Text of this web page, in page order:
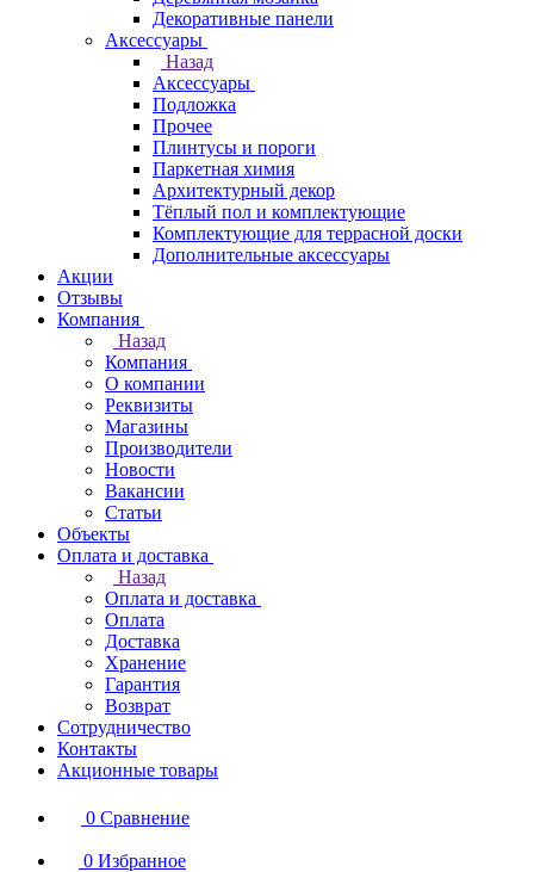
Декоративные панели
Аксессуары
Назад
Аксессуары
Подложка
Прочее
Плинтусы и пороги
Паркетная химия
Архитектурный декор
Тёплый пол и комплектующие
Комплектующие для террасной доски
Дополнительные аксессуары
Акции
Отзывы
Компания
Назад
Компания
О компании
Реквизиты
Магазины
Производители
Новости
Вакансии
Статьи
Объекты
Оплата и доставка
Назад
Оплата и доставка
Оплата
Доставка
Хранение
Гарантия
Возврат
Сотрудничество
Контакты
Акционные товары
0 Сравнение
0 Избранное